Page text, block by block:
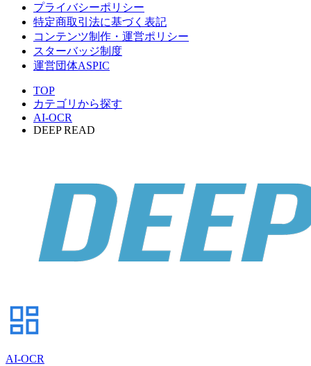
プライバシーポリシー
特定商取引法に基づく表記
コンテンツ制作・運営ポリシー
スターバッジ制度
運営団体ASPIC
TOP
カテゴリから探す
AI-OCR
DEEP READ
AI-OCR